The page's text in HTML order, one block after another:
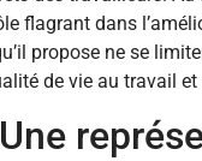
flagrant dans
propose ne se
de vie au travail et
Une